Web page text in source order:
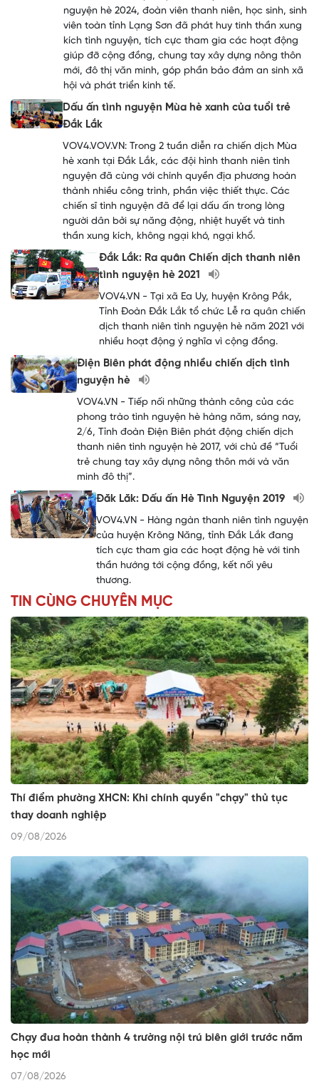
nguyện hè 2024, đoàn viên thanh niên, học sinh, sinh
viên toàn tỉnh Lạng Sơn đã phát huy tinh thần xung
kích tình nguyện, tích cực tham gia các hoạt động
giúp đỡ cộng đồng, chung tay xây dựng nông thôn
mới, đô thị văn minh, góp phần bảo đảm an sinh xã
hội và phát triển kinh tế.
Dấu ấn tình nguyện Mùa hè xanh của tuổi trẻ
Đắk Lắk
VOV4.VOV.VN: Trong 2 tuần diễn ra chiến dịch Mùa
hè xanh tại Đắk Lắk, các đội hình thanh niên tình
nguyện đã cùng với chính quyền địa phương hoàn
thành nhiều công trình, phần việc thiết thực. Các
chiến sĩ tình nguyện đã để lại dấu ấn trong lòng
người dân bởi sự năng động, nhiệt huyết và tinh
thần xung kích, không ngại khó, ngại khổ.
Đắk Lắk: Ra quân Chiến dịch thanh niên
tình nguyện hè 2021
VOV4.VN - Tại xã Ea Uy, huyện Krông Pắk,
Tỉnh Đoàn Đắk Lắk tổ chức Lễ ra quân chiến
dịch thanh niên tình nguyện hè năm 2021 với
nhiều hoạt động ý nghĩa vì cộng đồng.
Điện Biên phát động nhiều chiến dịch tình
nguyện hè
VOV4.VN - Tiếp nối những thành công của các
phong trào tình nguyện hè hàng năm, sáng nay,
2/6, Tỉnh đoàn Điện Biên phát động chiến dịch
thanh niên tình nguyện hè 2017, với chủ đề “Tuổi
trẻ chung tay xây dựng nông thôn mới và văn
minh đô thị”.
Đăk Lăk: Dấu ấn Hè Tình Nguyện 2019
VOV4.VN - Hàng ngàn thanh niên tình nguyện
của huyện Krông Năng, tỉnh Đắk Lắk đang
tích cực tham gia các hoạt động hè với tinh
thần hướng tới cộng đồng, kết nối yêu
thương.
TIN CÙNG CHUYÊN MỤC
Thí điểm phường XHCN: Khi chính quyền "chạy" thủ tục
thay doanh nghiệp
09/08/2026
Chạy đua hoàn thành 4 trường nội trú biên giới trước năm
học mới
07/08/2026